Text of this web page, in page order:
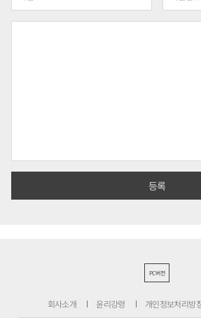
PC버전
회사소개 윤리강령 개인정보처리방